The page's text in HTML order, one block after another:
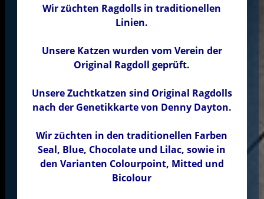
Wir züchten Ragdolls in traditionellen
Linien.
Unsere Katzen wurden vom Verein der
Original Ragdoll geprüft.
Unsere Zuchtkatzen sind Original Ragdolls
nach der Genetikkarte von Denny Dayton.
Wir züchten in den traditionellen Farben
Seal, Blue, Chocolate und Lilac, sowie in
den Varianten Colourpoint, Mitted und
Bicolour